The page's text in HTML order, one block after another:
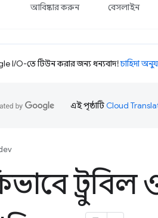
আবিষ্কার করুন বেসলাইন
I/O-তে টিউন করার জন্য ধন্যবাদ!চাহিদা
এই পৃষ্ঠাটিCloud
ট্রুবিল